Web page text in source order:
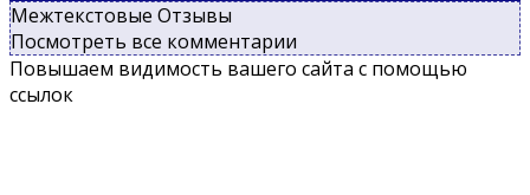
Межтекстовые Отзывы
Посмотреть все комментарии
Повышаем видимость вашего сайта с помощью
ссылок